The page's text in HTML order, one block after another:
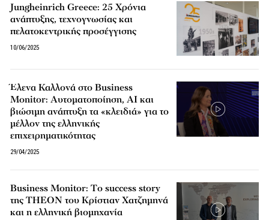
Jungheinrich Greece: 25 Χρόνια
ανάπτυξης, τεχνογνωσίας και
πελατοκεντρικής προσέγγισης
10/06/2025
Έλενα Καλλονά στο Business
Monitor: Αυτοματοποίηση, AI και
βιώσιμη ανάπτυξη τα «κλειδιά» για το
μέλλον της ελληνικής
επιχειρηματικότητας
29/04/2025
Βusiness Monitor: Tο success story
της TΗΕΟΝ του Κρίστιαν Χατζημηνά
και η ελληνική βιομηχανία